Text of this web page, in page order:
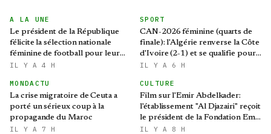
A LA UNE
Le président de la République
félicite la sélection nationale
féminine de football pour leur
qualification au Mondial 2027 et
IL Y A 4 H
SPORT
CAN-2026 féminine (quarts de
finale): l'Algérie renverse la Côte
d'Ivoire (2-1) et se qualifie pour
le Mondial brésilien
IL Y A 6 H
MONDACTU
La crise migratoire de Ceuta a
porté un sérieux coup à la
propagande du Maroc
IL Y A 7 H
CULTURE
Film sur l'Emir Abdelkader:
l'établissement "Al Djazairi" reçoit
le président de la Fondation Emir
Abdelkader
IL Y A 8 H